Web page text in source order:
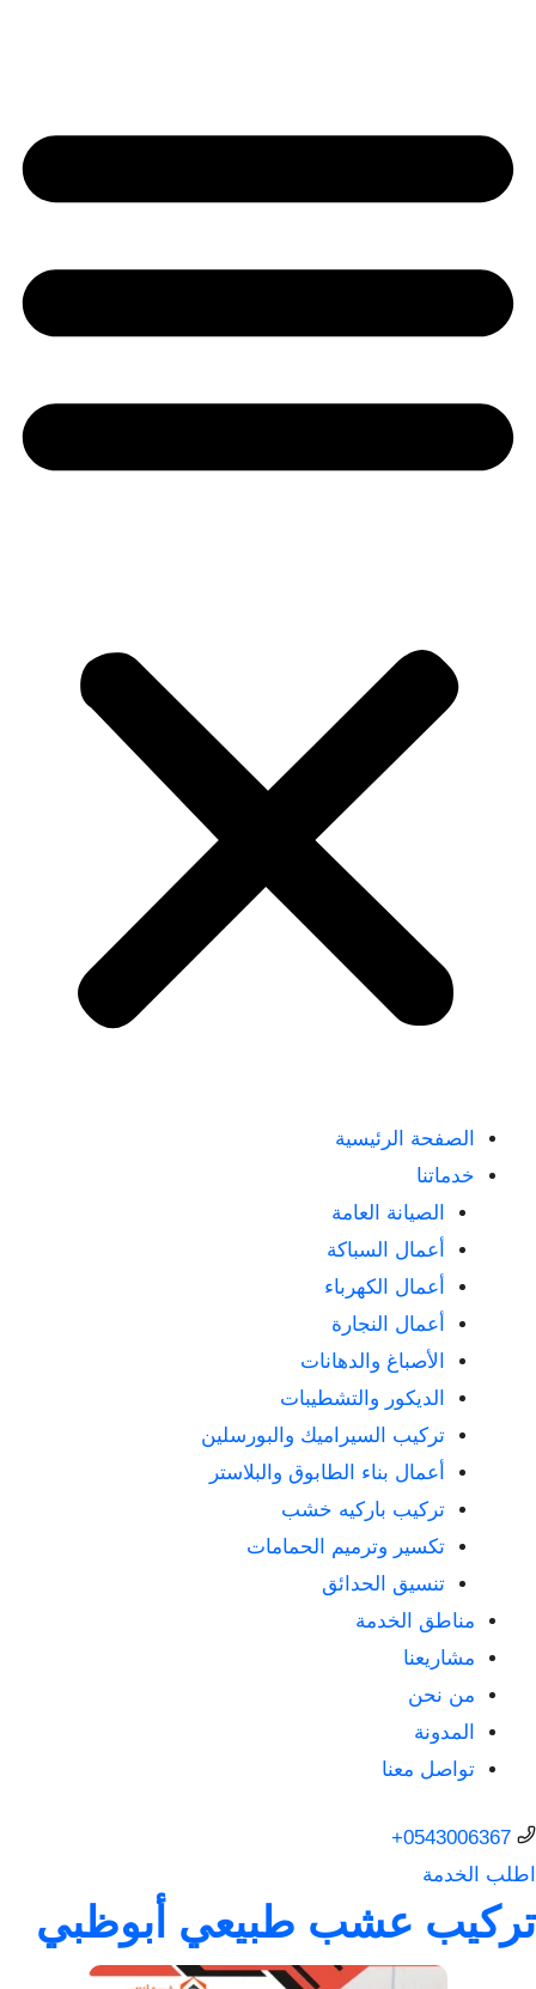
الصفحة الرئيسية
خدماتنا
الصيانة العامة
أعمال السباكة
أعمال الكهرباء
أعمال النجارة
الأصباغ والدهانات
الديكور والتشطيبات
تركيب السيراميك والبورسلين
أعمال بناء الطابوق والبلاستر
تركيب باركيه خشب
تكسير وترميم الحمامات
تنسيق الحدائق
مناطق الخدمة
مشاريعنا
من نحن
المدونة
تواصل معنا
0543006367+
اطلب الخدمة
تركيب عشب طبيعي أبوظبي